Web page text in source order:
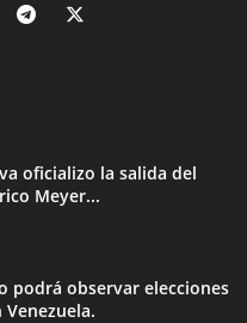
oficializo la salida del
Meyer...
podrá observar elecciones